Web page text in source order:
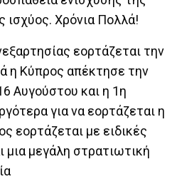
ισχύος. Χρόνια Πολλά!
εορτάζεται την
η Κύπρος απέκτησε την
Αυγούστου και η 1η
για να εορτάζεται η
εορτάζεται με ειδικές
μια μεγάλη στρατιωτική